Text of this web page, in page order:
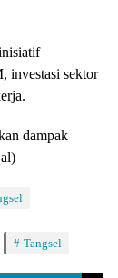
investasi sektor
dampak
Tangsel